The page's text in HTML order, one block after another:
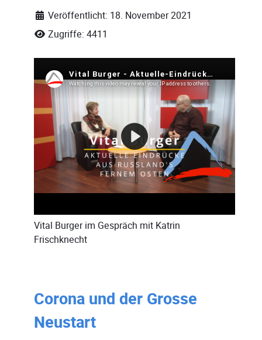
Veröffentlicht: 18. November 2021
Zugriffe: 4411
Vital Burgerim Gespräch mit Katrin
Frischknecht
Corona und der Grosse
Neustart